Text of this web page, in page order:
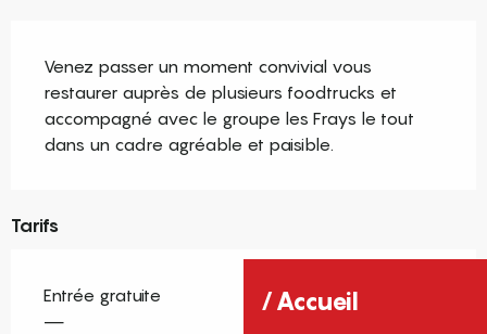
Accueil
Venez passer un moment convivial vous
restaurer auprès de plusieurs foodtrucks et
accompagné avec le groupe les Frays le tout
dans un cadre agréable et paisible.
Tarifs
Entrée gratuite
—